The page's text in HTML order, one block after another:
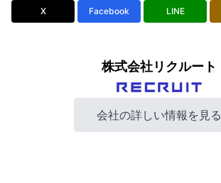
X Facebook LINE
株式会社リクルート
会社の詳しい情報を見る